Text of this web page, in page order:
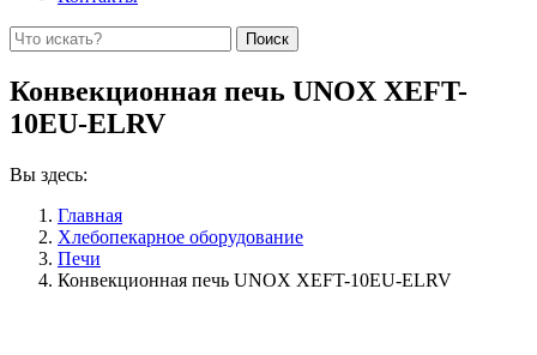
Конвекционная печь UNOX XEFT-
10EU-ELRV
Вы здесь:
Главная
Хлебопекарное оборудование
Печи
Конвекционная печь UNOX XEFT-10EU-ELRV